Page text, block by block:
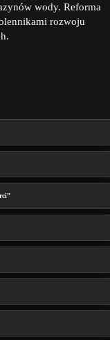
wody. Reforma
rozwoju